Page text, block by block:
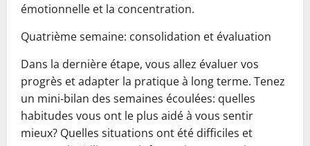
émotionnelle et la concentration.
Quatrième semaine: consolidation et évaluation
Dans la dernière étape, vous allez évaluer vos
progrès et adapter la pratique à long terme. Tenez
un mini‑bilan des semaines écoulées: quelles
habitudes vous ont le plus aidé à vous sentir
mieux? Quelles situations ont été difficiles et